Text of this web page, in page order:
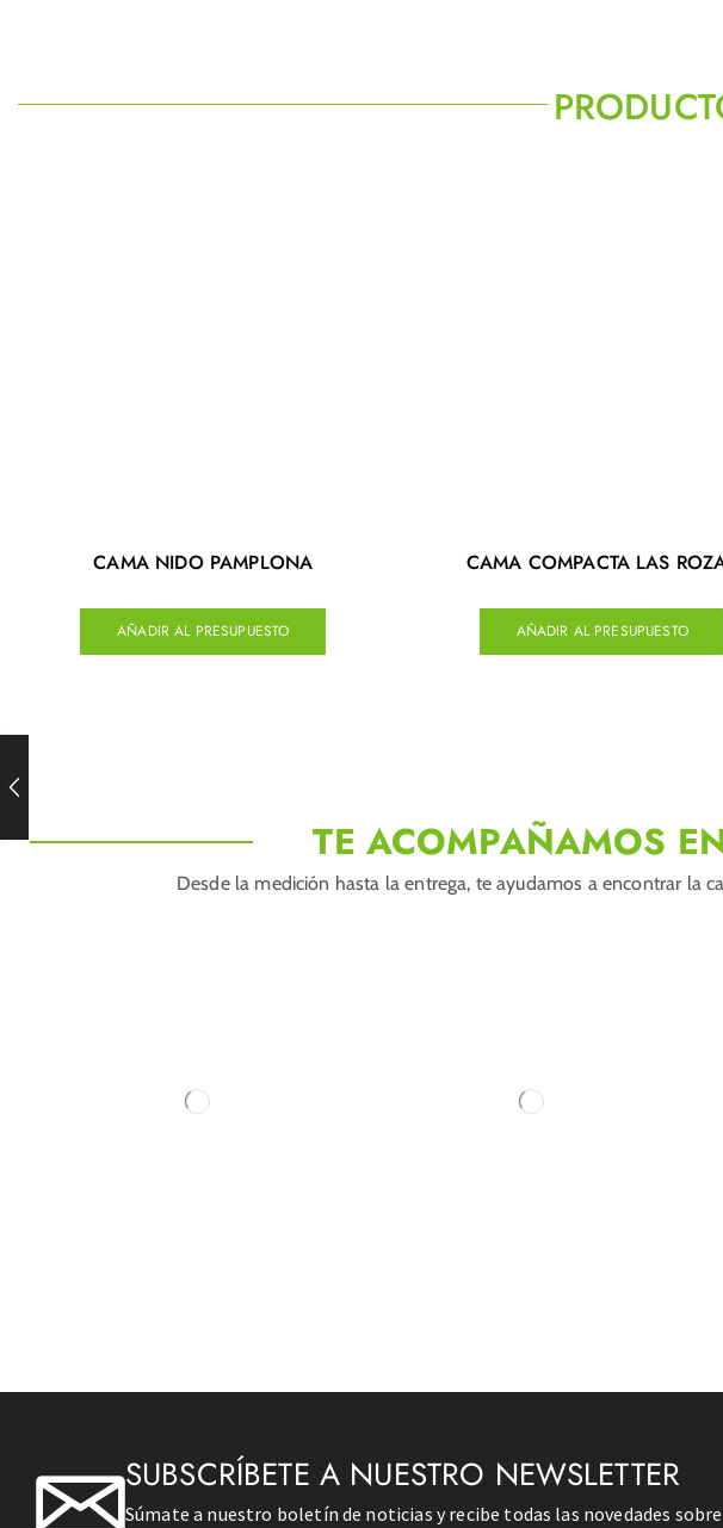
CAMA NIDO PAMPLONA
AÑADIR AL PRESUPUESTO
CAMA COMPACTA LAS
AÑADIR AL PRESUPUESTO
TE ACOMPAÑAMOS
Desde la medición hasta la entrega, te ayudamos a encontrar la
SUBSCRÍBETE A NUESTRO NEWSLETTER
Súmate a nuestro boletín de noticias y recibe todas las novedades sobre